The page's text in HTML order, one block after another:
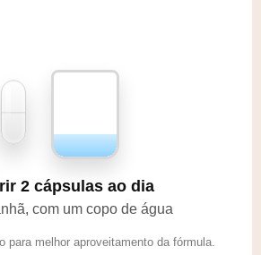
2 cápsulas ao dia
com um copo de água
para melhor aproveitamento da fórmula.